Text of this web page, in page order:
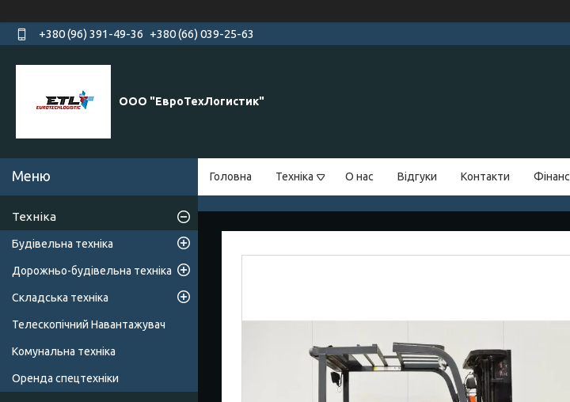
+380 (96) 391-49-36 +380 (66) 039-25-63
ООО "ЕвроТехЛогистик"
Головна Техніка О нас Відгуки Контакти
Техніка
Будівельна техніка
Дорожньо-будівельна техніка
Складська техніка
Телескопічний Навантажувач
Комунальна техніка
Оренда спецтехніки